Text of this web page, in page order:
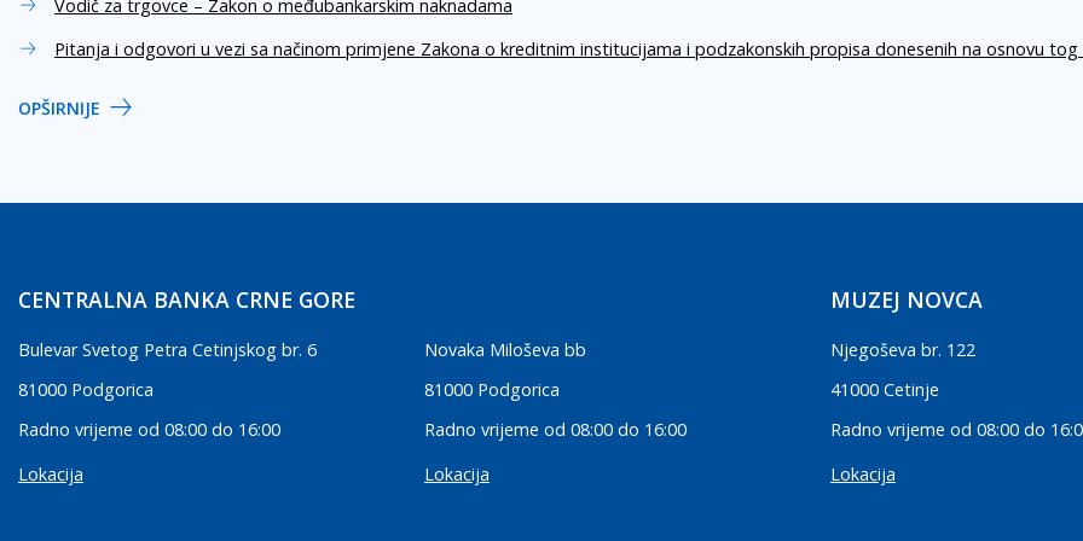
Vodič za trgovce – Zakon o međubankarskim naknadama
Pitanja i odgovori u vezi sa načinom primjene Zakona o kreditnim institucijama i podzakonskih propisa donesenih na osnovu tog
OPŠIRNIJE
CENTRALNA BANKA CRNE GORE
Bulevar Svetog Petra Cetinjskog br. 6
81000 Podgorica
Radno vrijeme od 08:00 do 16:00
Lokacija
Novaka Miloševa bb
81000 Podgorica
Radno vrijeme od 08:00 do 16:00
Lokacija
MUZEJ NOVCA
Njegoševa br. 122
41000 Cetinje
Radno vrijeme od 08:00 do
Lokacija